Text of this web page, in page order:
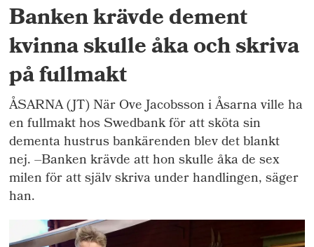
Banken krävde dement
kvinna skulle åka och skriva
på fullmakt
ÅSARNA (JT) När Ove Jacobsson i Åsarna ville ha
en fullmakt hos Swedbank för att sköta sin
dementa hustrus bankärenden blev det blankt
nej. –Banken krävde att hon skulle åka de sex
milen för att själv skriva under handlingen, säger
han.